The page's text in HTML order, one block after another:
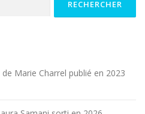
Marie Charrel publié en 2023